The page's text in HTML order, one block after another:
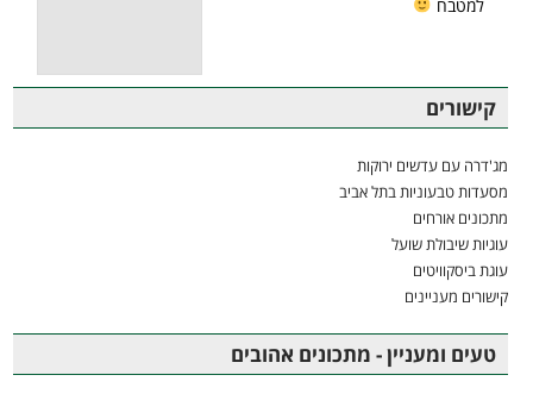
למטבח
קישורים
מג'דרה עם עדשים ירוקות
מסעדות טבעוניות בתל אביב
מתכונים אורחים
עוגיות שיבולת שועל
עוגת ביסקוויטים
קישורים מעניינים
טעים ומעניין - מתכונים אהובים